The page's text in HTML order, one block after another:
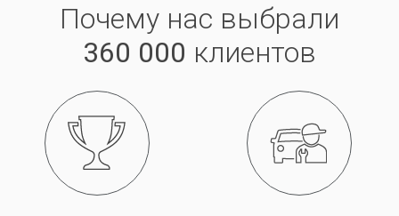
Почему нас выбрали
360 000 клиентов